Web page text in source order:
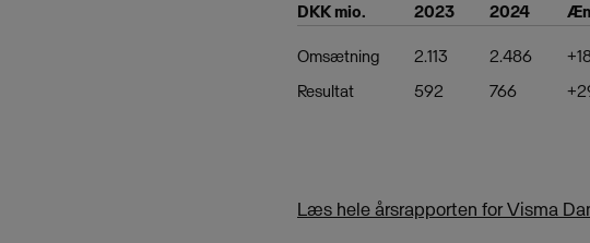
DKK mio. 2023 2024
Omsætning 2.113 2.486
Resultat
592 766
Læs hele årsrapporten for Visma